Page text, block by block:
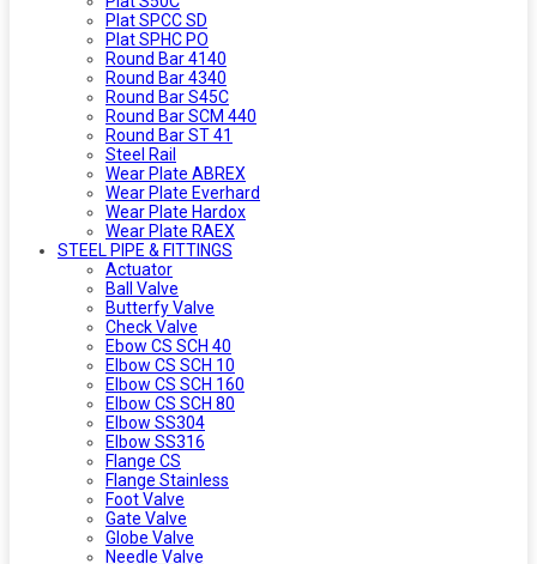
Plat SPCC SD
Plat SPHC PO
Round Bar 4140
Round Bar 4340
Round Bar S45C
Round Bar SCM 440
Round Bar ST 41
Steel Rail
Wear Plate ABREX
Wear Plate Everhard
Wear Plate Hardox
Wear Plate RAEX
STEEL PIPE & FITTINGS
Actuator
Ball Valve
Butterfy Valve
Check Valve
Ebow CS SCH 40
Elbow CS SCH 10
Elbow CS SCH 160
Elbow CS SCH 80
Elbow SS304
Elbow SS316
Flange CS
Flange Stainless
Foot Valve
Gate Valve
Globe Valve
Needle Valve